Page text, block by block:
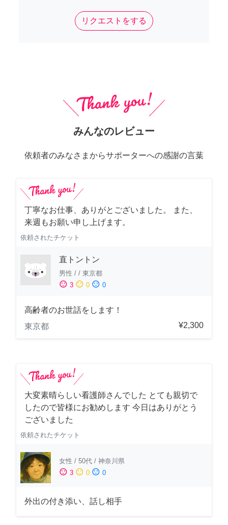
リクエストをする
みんなのレビュー
依頼者のみなさまからサポーターへの感謝の言葉
丁寧なお仕事、ありがとございました。 また、
来週もお願い申し上げます。
依頼されたチケット
直トントン
男性 / / 東京都
sentiment_satisfied 3 sentiment_neutral 0 sentiment_dissatisfied 0
高齢者のお世話をします！
東京都
¥2,300
大変素晴らしい看護師さんでした とても親切で
したので皆様にお勧めします 今日はありがとう
ございました
依頼されたチケット
女性 / 50代 / 神奈川県
sentiment_satisfied 3 sentiment_neutral 0 sentiment_dissatisfied 0
外出の付き添い、話し相手